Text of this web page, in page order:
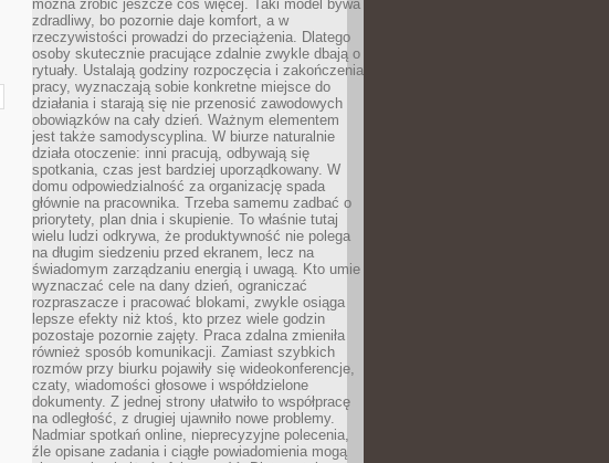
można zrobić jeszcze coś więcej. Taki model bywa
zdradliwy, bo pozornie daje komfort, a w
rzeczywistości prowadzi do przeciążenia. Dlatego
osoby skutecznie pracujące zdalnie zwykle dbają o
rytuały. Ustalają godziny rozpoczęcia i zakończenia
pracy, wyznaczają sobie konkretne miejsce do
działania i starają się nie przenosić zawodowych
obowiązków na cały dzień. Ważnym elementem
jest także samodyscyplina. W biurze naturalnie
działa otoczenie: inni pracują, odbywają się
spotkania, czas jest bardziej uporządkowany. W
domu odpowiedzialność za organizację spada
głównie na pracownika. Trzeba samemu zadbać o
priorytety, plan dnia i skupienie. To właśnie tutaj
wielu ludzi odkrywa, że produktywność nie polega
na długim siedzeniu przed ekranem, lecz na
świadomym zarządzaniu energią i uwagą. Kto umie
wyznaczać cele na dany dzień, ograniczać
rozpraszacze i pracować blokami, zwykle osiąga
lepsze efekty niż ktoś, kto przez wiele godzin
pozostaje pozornie zajęty. Praca zdalna zmieniła
również sposób komunikacji. Zamiast szybkich
rozmów przy biurku pojawiły się wideokonferencje,
czaty, wiadomości głosowe i współdzielone
dokumenty. Z jednej strony ułatwiło to współpracę
na odległość, z drugiej ujawniło nowe problemy.
Nadmiar spotkań online, nieprecyzyjne polecenia,
źle opisane zadania i ciągłe powiadomienia mogą